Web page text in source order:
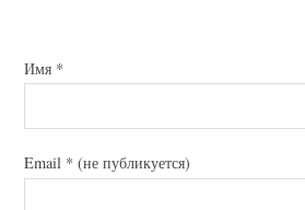
Имя *
Email * (не публикуется)